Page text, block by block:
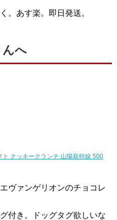
。あす楽。即日発送。
んへ
ト クッキークランチ 山陽新幹線 500
ヴァンゲリオンのチョコレ
付き。ドッグタグ欲しいな